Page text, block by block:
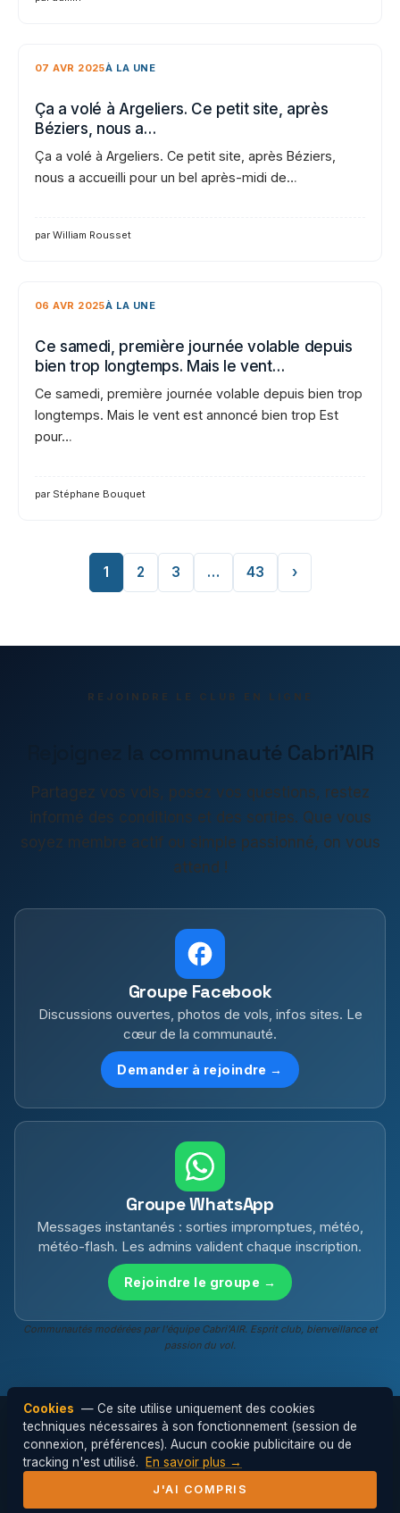
07 AVR 2025À LA UNE
Ça a volé à Argeliers. Ce petit site, après
Béziers, nous a…
Ça a volé à Argeliers. Ce petit site, après Béziers,
nous a accueilli pour un bel après-midi de…
par William Rousset
06 AVR 2025À LA UNE
Ce samedi, première journée volable depuis
bien trop longtemps. Mais le vent…
Ce samedi, première journée volable depuis bien trop
longtemps. Mais le vent est annoncé bien trop Est
pour…
par Stéphane Bouquet
1 2 3 … 43 ›
REJOINDRE LE CLUB EN LIGNE
Rejoignez la communauté Cabri'AIR
Partagez vos vols, posez vos questions, restez
informé des conditions et des sorties. Que vous
soyez membre actif ou simple passionné, on vous
attend !
Groupe Facebook
Discussions ouvertes, photos de vols, infos sites. Le
cœur de la communauté.
Demander à rejoindre →
Groupe WhatsApp
Messages instantanés : sorties impromptues, météo,
météo-flash. Les admins valident chaque inscription.
Rejoindre le groupe →
Communautés modérées par l'équipe Cabri'AIR. Esprit club, bienveillance et
passion du vol.
© 2026 Cabri'AIR — Club de parapente de
l'Hérault ·Mentions légales
Cookies — Ce site utilise uniquement des cookies
techniques nécessaires à son fonctionnement (session de
connexion, préférences). Aucun cookie publicitaire ou de
tracking n'est utilisé.
En savoir plus →
J'AI COMPRIS